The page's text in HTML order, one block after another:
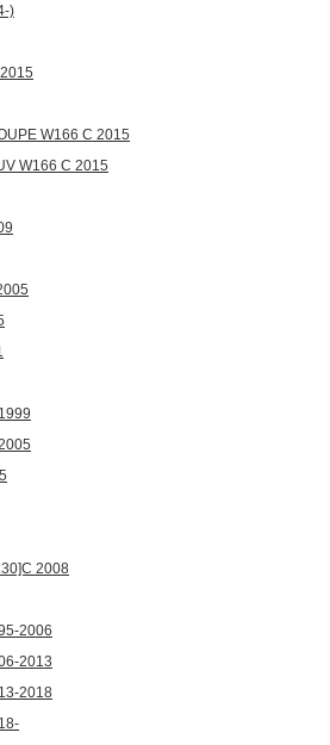
)
W166 С 2015
W166 С 2015
2008
2006
2013
2018